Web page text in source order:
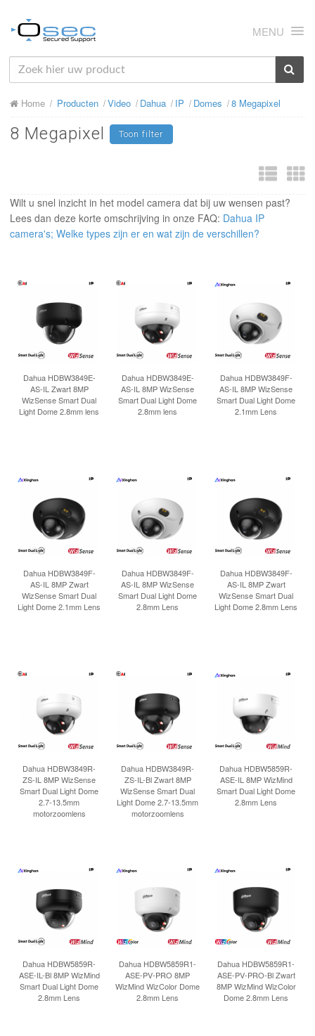
MENU
HOME
OVER ONS
NIEUWS
SUPPORT
CONTACT
INLOGGEN
Home Producten Video Dahua IP Domes 8 Megapixel
8 Megapixel Toon filter
Wilt u snel inzicht in het model camera dat bij uw wensen past?
Lees dan deze korte omschrijving in onze FAQ: Dahua IP
camera's; Welke types zijn er en wat zijn de verschillen?
Dahua HDBW3849E-
AS-IL Zwart 8MP
WizSense Smart Dual
Light Dome 2.8mm lens
Dahua HDBW3849E-
AS-IL 8MP WizSense
Smart Dual Light Dome
2.8mm lens
Dahua HDBW3849F-
AS-IL 8MP WizSense
Smart Dual Light Dome
2.1mm Lens
Dahua HDBW3849F-
AS-IL 8MP Zwart
WizSense Smart Dual
Light Dome 2.1mm Lens
Dahua HDBW3849F-
AS-IL 8MP WizSense
Smart Dual Light Dome
2.8mm Lens
Dahua HDBW3849F-
AS-IL 8MP Zwart
WizSense Smart Dual
Light Dome 2.8mm Lens
Dahua HDBW3849R-
ZS-IL 8MP WizSense
Smart Dual Light Dome
2.7-13.5mm
motorzoomlens
Dahua HDBW3849R-
ZS-IL-Bl Zwart 8MP
WizSense Smart Dual
Light Dome 2.7-13.5mm
motorzoomlens
Dahua HDBW5859R-
ASE-IL 8MP WizMind
Smart Dual Light Dome
2.8mm Lens
Dahua HDBW5859R-
ASE-IL-Bl 8MP WizMind
Smart Dual Light Dome
2.8mm Lens
Dahua HDBW5859R1-
ASE-PV-PRO 8MP
WizMind WizColor Dome
2.8mm Lens
Dahua HDBW5859R1-
ASE-PV-PRO-Bl Zwart
8MP WizMind WizColor
Dome 2.8mm Lens